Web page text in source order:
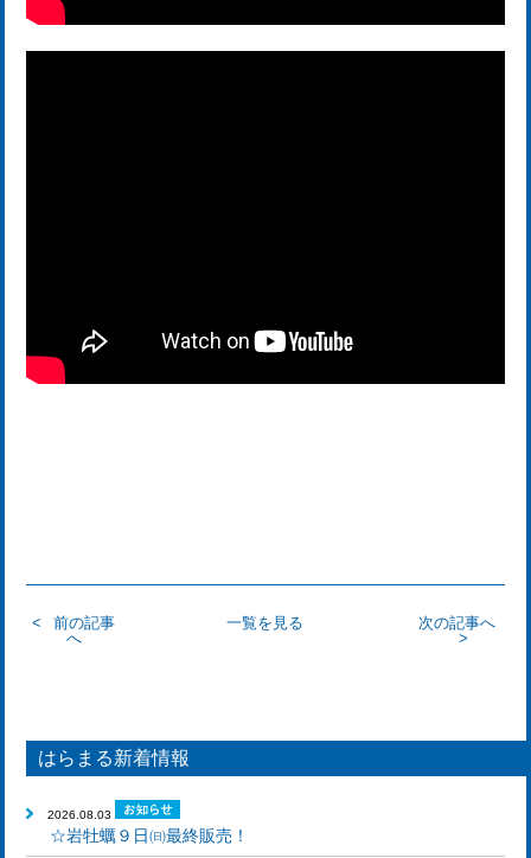
前の記事
へ
一覧を見る 次の記事へ
はらまる新着情報
2026.08.03
☆岩牡蠣９日㈰最終販売！